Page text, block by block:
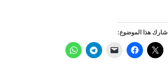
شارك هذا الموضوع: